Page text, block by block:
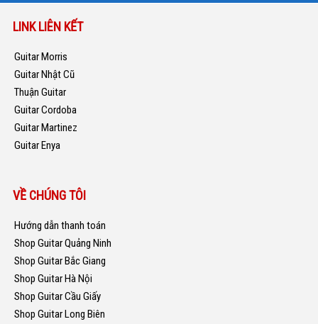
LINK LIÊN KẾT
Guitar Morris
Guitar Nhật Cũ
Thuận Guitar
Guitar Cordoba
Guitar Martinez
Guitar Enya
VỀ CHÚNG TÔI
Hướng dẫn thanh toán
Shop Guitar Quảng Ninh
Shop Guitar Bắc Giang
Shop Guitar Hà Nội
Shop Guitar Cầu Giấy
Shop Guitar Long Biên